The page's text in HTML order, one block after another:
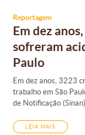
Reportagem
Em dez
sofreram
Paulo
Em dez anos, 3223
trabalho em São
de Notificação (Sinan).
LEIA MAIS